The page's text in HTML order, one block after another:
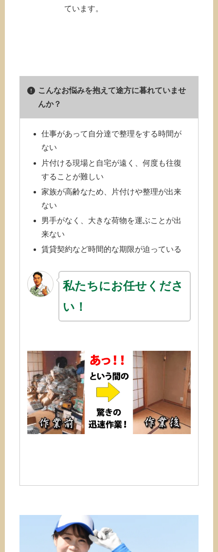
ています。
こんなお悩みを抱えて途方に暮れていませ
んか？
仕事があって自分達で整理をする時間が
ない
片付ける現場と自宅が遠く、何度も往復
することが難しい
家族が高齢なため、片付けや整理が出来
ない
男手がなく、大きな荷物を運ぶことが出
来ない
賃貸契約など時間的な期限が迫っている
私たちにお任せくださ
い！